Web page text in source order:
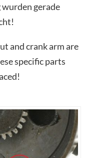
gerade
and crank arm are
specific parts